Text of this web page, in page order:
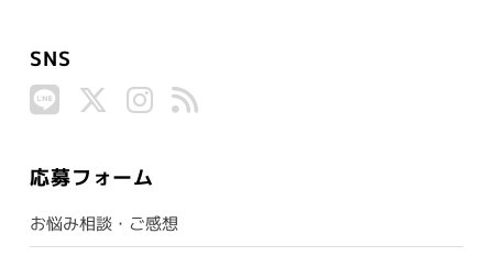
SNS
応募フォーム
お悩み相談・ご感想